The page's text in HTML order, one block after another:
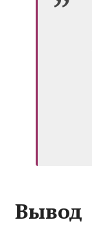
Вывод